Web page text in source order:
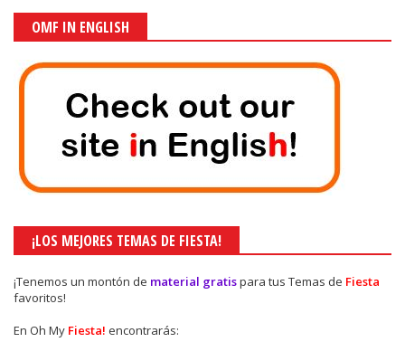
OMF IN ENGLISH
¡LOS MEJORES TEMAS DE FIESTA!
¡Tenemos un montón de material gratispara tus Temas de Fiesta
favoritos!
En Oh My Fiesta! encontrarás: